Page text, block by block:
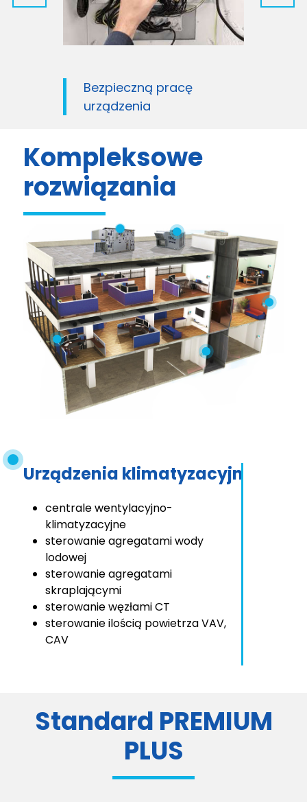
Bezpieczną pracę
urządzenia
Kompleksowe
rozwiązania
Urządzenia klimatyzacyjne
centrale wentylacyjno-
klimatyzacyjne
sterowanie agregatami wody
lodowej
sterowanie agregatami
skraplającymi
sterowanie węzłami CT
sterowanie ilością powietrza VAV,
CAV
Standard PREMIUM
PLUS